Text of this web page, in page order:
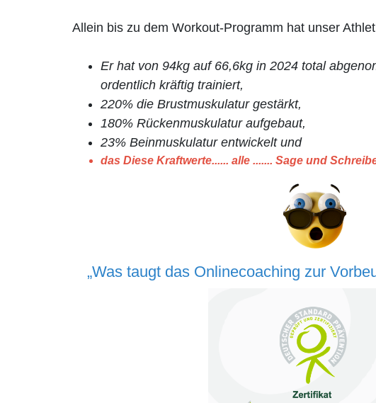
Allein bis zu dem Workout-Programm hat unser
Er hat von 94kg auf 66,6kg in 2024 total
ordentlich kräftig trainiert,
220% die Brustmuskulatur gestärkt,
180% Rückenmuskulatur aufgebaut,
23% Beinmuskulatur entwickelt und
das Diese Kraftwerte...... alle ....... Sage und
„Was taugt das Onlinecoaching zur